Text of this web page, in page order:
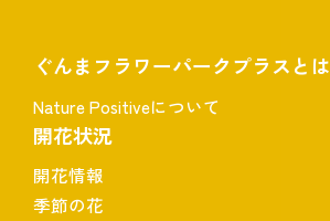
ぐんまフラワーパークプラスとは
Nature Positiveについて
開花状況
開花情報
季節の花